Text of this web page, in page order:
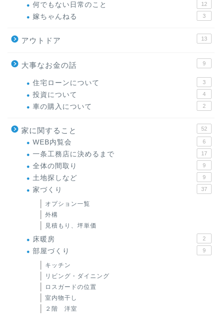
何でもない日常のこと 12
嫁ちゃんねる 3
アウトドア 13
大事なお金の話 9
住宅ローンについて 3
投資について 4
車の購入について 2
家に関すること 52
WEB内覧会 6
一条工務店に決めるまで 17
全体の間取り 9
土地探しなど 9
家づくり 37
オプション一覧
外構
見積もり、坪単価
床暖房 2
部屋づくり 9
キッチン
リビング・ダイニング
ロスガードの位置
室内物干し
２階 洋室